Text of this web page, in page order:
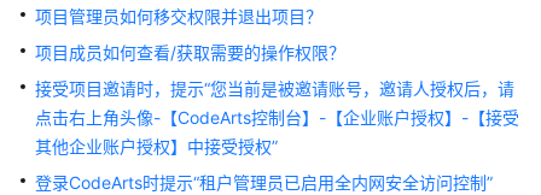
入
用
户
指
南
项目管理员如何移交权限并退出项目？
项目成员如何查看/获取需要的操作权限？
接受项目邀请时，提示“您当前是被邀请账号，邀请人授权后，请
点击右上角头像-【CodeArts控制台】-【企业账户授权】-【接受
其他企业账户授权】中接受授权”
登录CodeArts时提示“租户管理员已启用全内网安全访问控制”